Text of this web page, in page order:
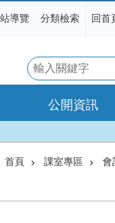
導覽 分類檢索 回首
公開資訊
首頁 課室專區 會